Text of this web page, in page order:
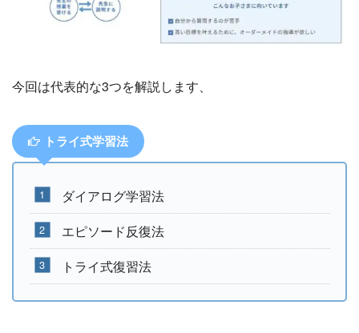
今回は代表的な3つを解説します、
トライ式学習法
ダイアログ学習法
エピソード反復法
トライ式復習法